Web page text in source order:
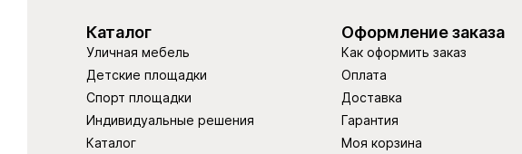
Каталог
Уличная мебель
Детские площадки
Спорт площадки
Индивидуальные решения
Каталог
Оформление заказа
Как оформить заказ
Оплата
Доставка
Гарантия
Моя корзина